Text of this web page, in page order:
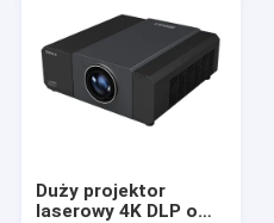
Duży projektor
laserowy 4K DLP o